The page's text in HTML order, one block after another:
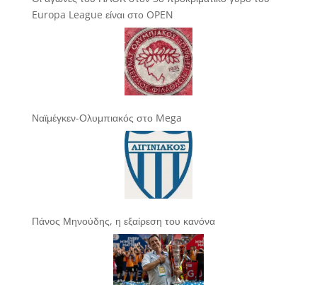
Europa League είναι στο OPEN
Ναϊμέγκεν-Ολυμπιακός στο Mega
Πάνος Μηνούδης, η εξαίρεση του κανόνα